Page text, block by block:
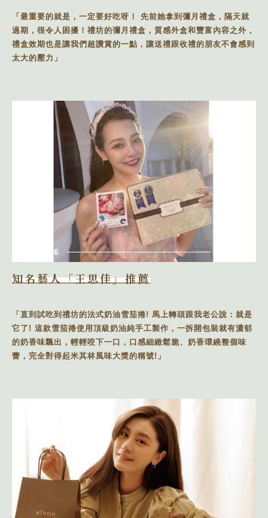
「最重要的就是，一定要好吃呀！ 先前她拿到彌月禮盒，隔天就
過期，很令人困擾！禮坊的彌月禮盒，質感外盒和豐富內容之外，
禮盒效期也是讓我們超讚賞的一點，讓送禮跟收禮的朋友不會感到
太大的壓力」
2021.10.06
知名藝人「王思佳」推薦
「直到試吃到禮坊的法式奶油雪茄捲! 馬上轉頭跟我老公說：就是
它了! 這款雪茄捲使用頂級奶油純手工製作，一拆開包裝就有濃郁
的奶香味飄出，輕輕咬下一口，口感細緻鬆脆、奶香環繞整個味
蕾，完全對得起米其林風味大獎的稱號!」